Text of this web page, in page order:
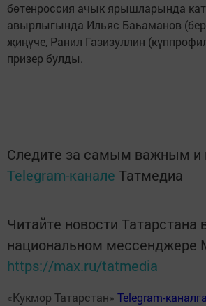
бөтенроссия ачык ярышларында
авырлыгында Ильяс Баһаманов
җиңүче, Ранил Газизуллин
призер булды.
Следите за самым важным и
Telegram-канале Татмедиа
Читайте новости Татарстана
национальном мессенджере
https://max.ru/tatmedia
«Кукмор Татарстан» Telegram-каналга